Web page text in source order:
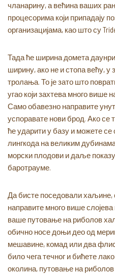
чланарину, а већина ваших
процесорима који припадају
организацијама, као што су
Тада ће ширина домета
ширину, ако не и стопа већу,
тролања. То је зато што
угао који захтева много више
Само обавезно направите
успоравате нови брод. Ако се
ће ударити у базу и можете се
лингкода на великим
морски плодови и даље
баротрауме.
Да бисте поседовали хаљине,
направите много више
ваше путовање на риболов
обично носе доњи део од
мешавине, комад или два
било чега течног и бићете
околина, путовање на